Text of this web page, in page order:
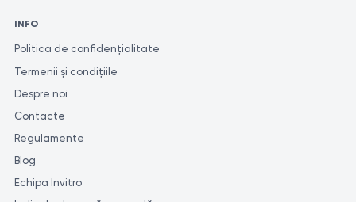
INFO
Politica de confidențialitate
Termenii și condițiile
Despre noi
Contacte
Regulamente
Blog
Echipa Invitro